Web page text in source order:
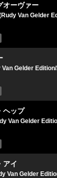
オーヴァー
Van Gelder
Gelder
ヘップ
Van Gelder
アイ
Van Gelder